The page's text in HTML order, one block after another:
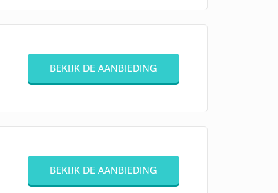
BEKIJK DE AANBIEDING
BEKIJK DE AANBIEDING